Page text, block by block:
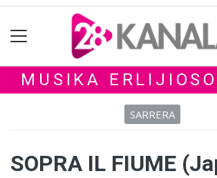
MUSIKA
SARRERA
SOPRA IL FIUME